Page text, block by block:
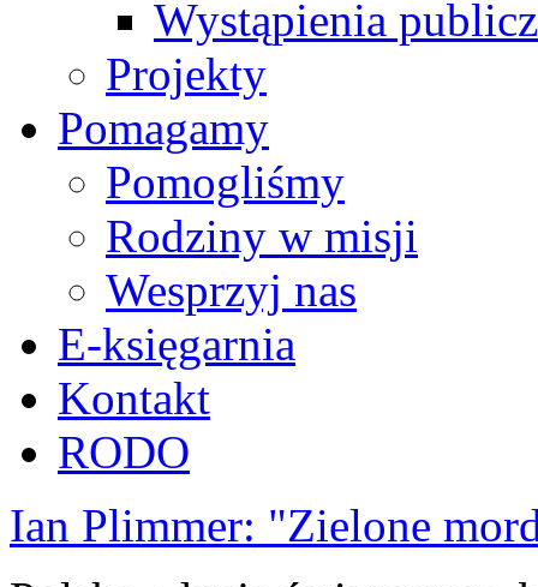
Wystąpienia
Projekty
Pomagamy
Pomogliśmy
Rodziny w misji
Wesprzyj nas
E-księgarnia
Kontakt
RODO
Ian Plimmer: "Zielone